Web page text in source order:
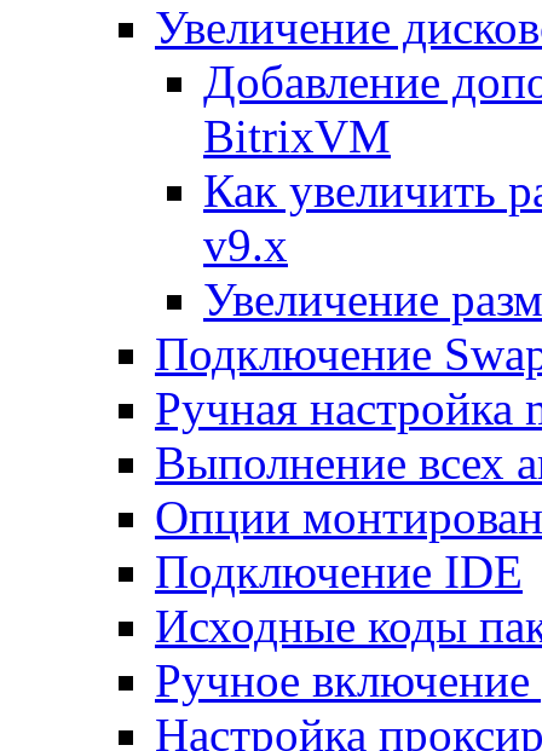
Увеличение
Добавление
BitrixVM
Как увеличить
v9.x
Увеличение
Подключение
Ручная настройка
Выполнение всех
Опции
Подключение IDE
Исходные коды
Ручное
Настройка